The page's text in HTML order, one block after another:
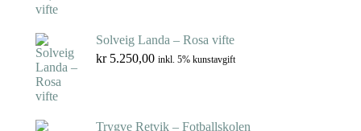
Solveig Landa – Rosa vifte
kr5.250,00 inkl. 5% kunstavgift
Trygve Retvik – Fotballskolen